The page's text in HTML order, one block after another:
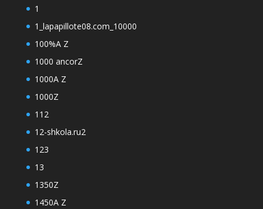
1
1_lapapillote08.com_10000
100%A Z
1000 ancorZ
1000A Z
1000Z
112
12-shkola.ru2
123
13
1350Z
1450A Z